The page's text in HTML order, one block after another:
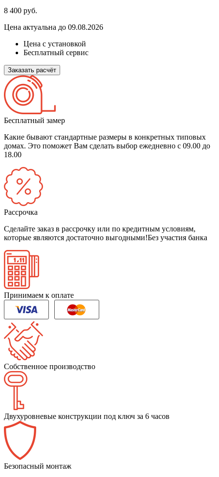
8 400 руб.
Цена актуальна до 09.08.2026
Цена с установкой
Бесплатный сервис
Заказать расчёт
Бесплатный замер
Какие бывают стандартные размеры в конкретных типовых
домах. Это поможет Вам сделать выбор ежедневно с 09.00 до
18.00
Рассрочка
Сделайте заказ в рассрочку или по кредитным условиям,
которые являются достаточно выгодными!Без участия банка
Принимаем к оплате
Собственное производство
Двухуровневые конструкции под ключ за 6 часов
Безопасный монтаж